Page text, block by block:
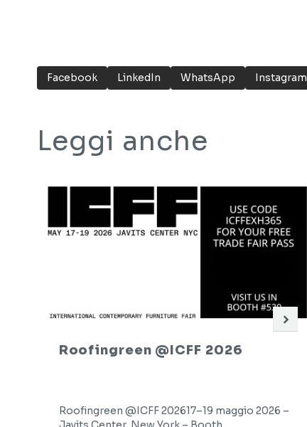
Facebook LinkedIn WhatsApp Instagram
Leggi anche
Roofingreen @ICFF 2026
Roofingreen @ICFF 202617–19 maggio 2026 –